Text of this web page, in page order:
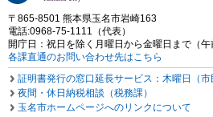
〒865-8501 熊本県玉名市岩崎163
電話:0968-75-1111（代表）
開庁日：祝日を除く月曜日から金曜日まで（午
各課直通のお問い合わせ先はこちら
証明書発行の窓口延長サービス：木曜日（市
夜間・休日納税相談（税務課）
玉名市ホームページへのリンクについて